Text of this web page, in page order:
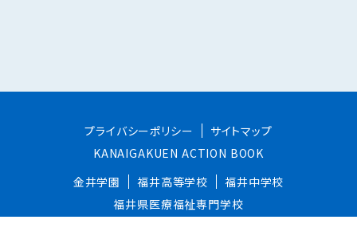
プライバシーポリシー
サイトマップ
KANAIGAKUEN ACTION BOOK
金井学園
福井高等学校
福井中学校
福井県医療福祉専門学校